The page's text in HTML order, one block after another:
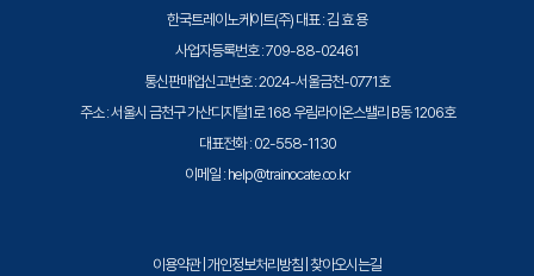
한국트레이노케이트(주) 대표 : 김 효 용
사업자등록번호 : 709-88-02461
통신판매업신고번호 : 2024-서울금천-0771호
주소 : 서울시 금천구 가산디지털1로 168 우림라이온스밸리 B동 1206호
대표전화 : 02-558-1130
이메일 : help@trainocate.co.kr
이용약관| 개인정보처리방침 찾아오시는길